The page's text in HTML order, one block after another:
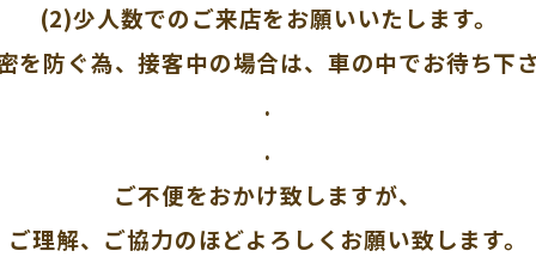
(2)少人数でのご来店をお願いいたします。
を防ぐ為、接客中の場合は、車の中でお待ち下
.
.
ご不便をおかけ致しますが、
ご理解、ご協力のほどよろしくお願い致します。